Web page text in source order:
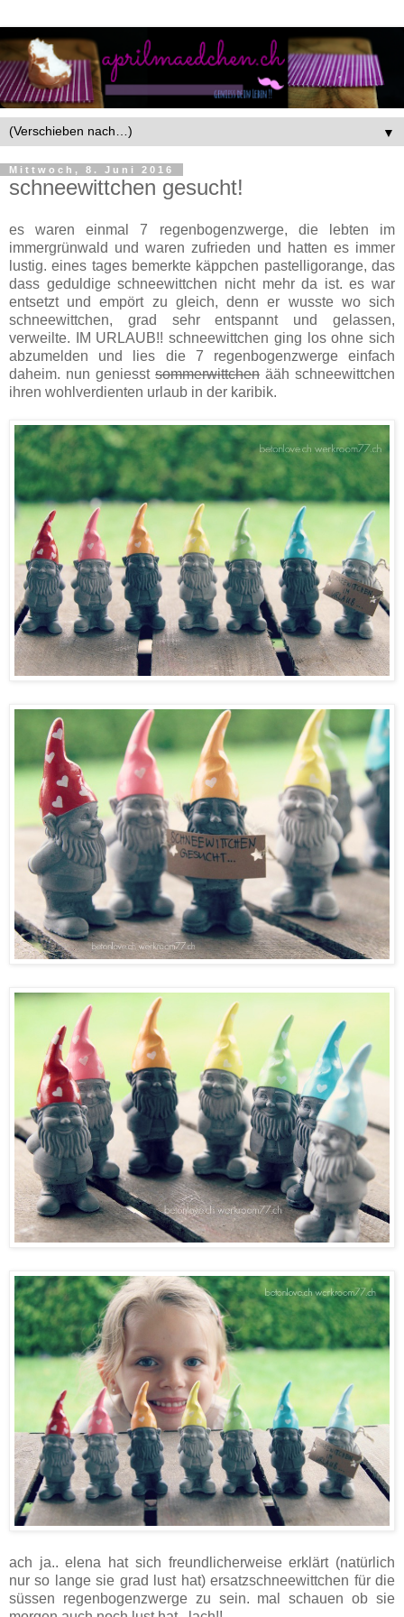
▼
Mittwoch, 8. Juni 2016
schneewittchen gesucht!
es waren einmal 7 regenbogenzwerge, die lebten im
immergrünwald und waren zufrieden und hatten es immer
lustig. eines tages bemerkte käppchen pastelligorange, das
dass geduldige schneewittchen nicht mehr da ist. es war
entsetzt und empört zu gleich, denn er wusste wo sich
schneewittchen, grad sehr entspannt und gelassen,
verweilte. IM URLAUB!! schneewittchen ging los ohne sich
abzumelden und lies die 7 regenbogenzwerge einfach
daheim. nun geniesst sommerwittchen ääh schneewittchen
ihren wohlverdienten urlaub in der karibik.
ach ja.. elena hat sich freundlicherweise erklärt (natürlich
nur so lange sie grad lust hat) ersatzschneewittchen für die
süssen regenbogenzwerge zu sein. mal schauen ob sie